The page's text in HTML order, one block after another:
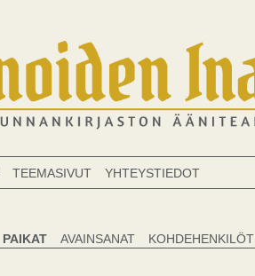
TEEMASIVUT YHTEYSTIEDOT
PAIKAT AVAINSANAT KOHDEHENKILÖT